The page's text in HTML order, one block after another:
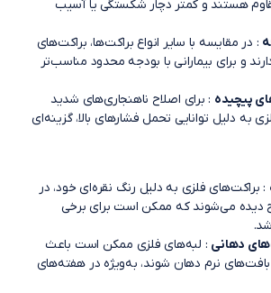
هستند و کمتر دچار شکستگی یا آسیب
: در مقایسه با سایر انواع براکت‌ها، براکت‌های
و برای بیمارانی با بودجه محدود مناسب‌تر
پیچیده : برای اصلاح ناهنجاری‌های شدید
به دلیل توانایی تحمل فشارهای بالا، گزینه‌ای
: براکت‌های فلزی به دلیل رنگ نقره‌ای خود، در
دیده می‌شوند که ممکن است برای برخی
دهانی : لبه‌های فلزی ممکن است باعث
نرم دهان شوند، به‌ویژه در هفته‌های